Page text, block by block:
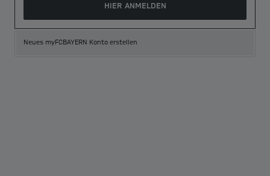
HIER ANMELDEN
Neues myFCBAYERN Konto erstellen